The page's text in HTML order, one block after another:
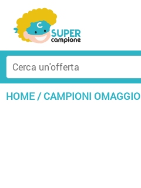
HOME/CAMPIONI OMAGGIO